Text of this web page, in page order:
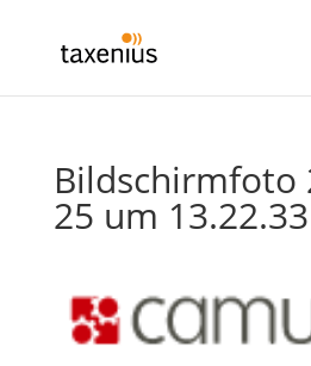
Bildschirmfoto
25 um 13.22.33